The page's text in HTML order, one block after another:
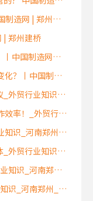
运营新手如何在中国制造网开启推广 中国制造网 | 郑州建桥
| 郑州建桥
从业半年，外贸新人如何实现快速入局？丨中国制造网丨郑州建桥
10年路漫漫，如何把握外贸模式与思维变化？丨中国制造网丨郑州建桥
Facebook | 商务主页快速获客的9个建议_外贸行业知识_河南郑州_思亿欧外贸快车
外贸必备10个浏览器插件，大幅提升工作效率！_外贸行业知识_河南郑州_中国制造网
一笔外贸订单要经过这8道环节_外贸行业知识_河南郑州_思亿欧外贸快车
如何使用社交媒体获取B2B目标客户群体_外贸行业知识_河南郑州_思亿欧外贸快车
工厂做外贸，注意事项都在这里_外贸行业知识_河南郑州_思亿欧外贸快车
这些细节，你可以打动老客户_外贸行业知识_河南郑州_思亿欧外贸快车